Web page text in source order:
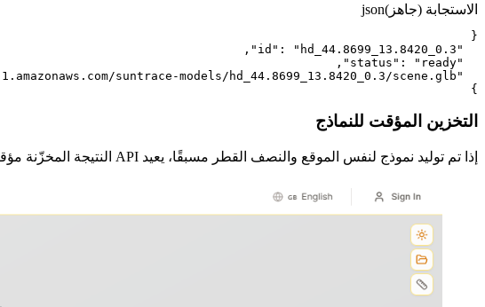
الاستجابة (جاهز)json
}
التخزين المؤقت للنماذج
إذا تم توليد نموذج لنفس الموقع والنصف القطر مسبقًا، يعيد API النتيجة المخزّنة مؤقتًا فورًا مع status: "ready". يتم تخزين النماذج مؤقتًا في S3 لمدة 30 يومًا. لا يتم محاسبتك على النتائج المخزّنة مؤقتًا.